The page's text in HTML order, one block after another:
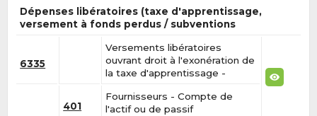
Dépenses libératoires (taxe d'apprentissage,
versement à fonds perdus / subventions
6335
Versements libératoires
ouvrant droit à l'exonération de
la taxe d'apprentissage -
401
Fournisseurs - Compte de
l'actif ou de passif